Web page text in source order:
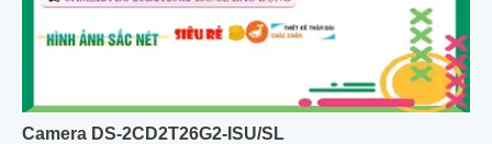
Camera DS-2CD2T26G2-ISU/SL